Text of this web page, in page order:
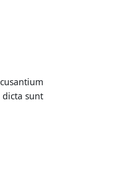
sunt